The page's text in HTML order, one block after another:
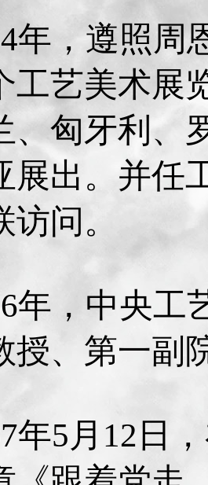
年，遵照周
工艺美术展
、匈牙利、
展出。并任
访问。
年，中央工
授、第一副
年5月12日